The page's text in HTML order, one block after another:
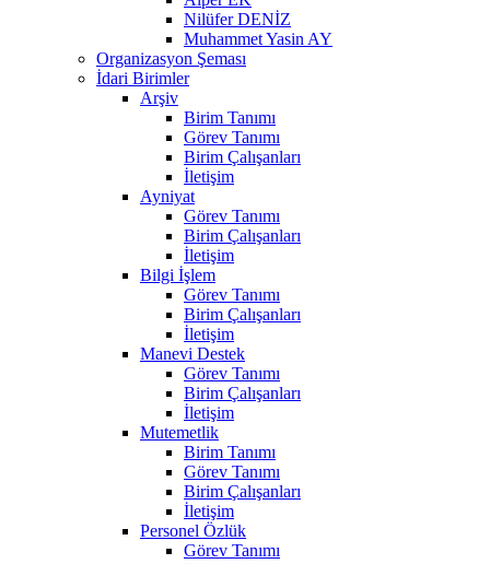
Nilüfer DENİZ
Muhammet Yasin AY
Organizasyon Şeması
İdari Birimler
Arşiv
Birim Tanımı
Görev Tanımı
Birim Çalışanları
İletişim
Ayniyat
Görev Tanımı
Birim Çalışanları
İletişim
Bilgi İşlem
Görev Tanımı
Birim Çalışanları
İletişim
Manevi Destek
Görev Tanımı
Birim Çalışanları
İletişim
Mutemetlik
Birim Tanımı
Görev Tanımı
Birim Çalışanları
İletişim
Personel Özlük
Görev Tanımı